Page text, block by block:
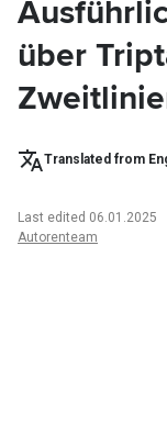
über
Translated from
Last edited 06.01.2025
Autorenteam